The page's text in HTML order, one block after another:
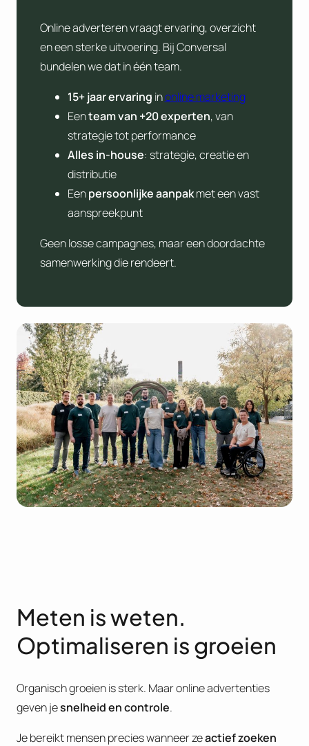
Online adverteren vraagt ervaring, overzicht
en een sterke uitvoering. Bij Conversal
bundelen we dat in één team.
15+ jaar ervaring inonline marketing
Eenteam van +20 experten, van
strategie tot performance
Alles in-house: strategie, creatie en
distributie
Eenpersoonlijkeaanpakmet een vast
aanspreekpunt
Geen losse campagnes, maar een doordachte
samenwerking die rendeert.
Meten is weten.
Optimaliseren is groeien
Organisch groeien is sterk. Maar online advertenties
geven jesnelheid en controle.
Je bereikt mensen precies wanneer zeactief zoeken